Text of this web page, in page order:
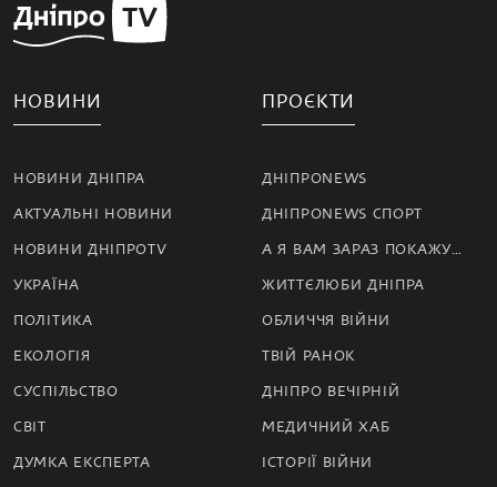
НОВИНИ
НОВИНИ ДНІПРА
АКТУАЛЬНІ НОВИНИ
НОВИНИ ДНІПРОTV
УКРАЇНА
ПОЛІТИКА
ЕКОЛОГІЯ
СУСПІЛЬСТВО
СВІТ
ДУМКА ЕКСПЕРТА
ПРОЄКТИ
ДНІПРОNEWS
ДНІПРОNEWS СПОРТ
А Я ВАМ ЗАРАЗ ПОКАЖУ…
ЖИТТЄЛЮБИ ДНІПРА
ОБЛИЧЧЯ ВІЙНИ
ТВІЙ РАНОК
ДНІПРО ВЕЧІРНІЙ
МЕДИЧНИЙ ХАБ
ІСТОРІЇ ВІЙНИ